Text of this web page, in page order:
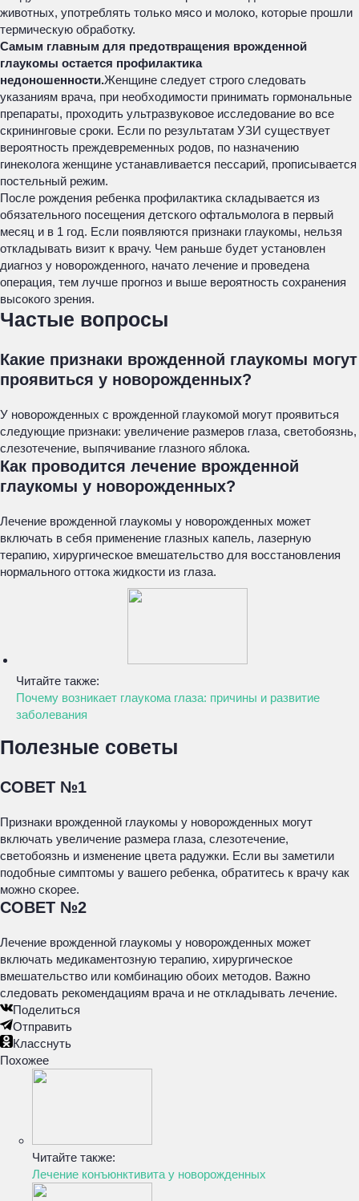
животных, употреблять только мясо и молоко, которые прошли
термическую обработку.
Самым главным для предотвращения врожденной
глаукомы остается профилактика
недоношенности.Женщине следует строго следовать
указаниям врача, при необходимости принимать гормональные
препараты, проходить ультразвуковое исследование во все
скрининговые сроки. Если по результатам УЗИ существует
вероятность преждевременных родов, по назначению
гинеколога женщине устанавливается пессарий, прописывается
постельный режим.
После рождения ребенка профилактика складывается из
обязательного посещения детского офтальмолога в первый
месяц и в 1 год. Если появляются признаки глаукомы, нельзя
откладывать визит к врачу. Чем раньше будет установлен
диагноз у новорожденного, начато лечение и проведена
операция, тем лучше прогноз и выше вероятность сохранения
высокого зрения.
Частые вопросы
Какие признаки врожденной глаукомы могут
проявиться у новорожденных?
У новорожденных с врожденной глаукомой могут проявиться
следующие признаки: увеличение размеров глаза, светобоязнь,
слезотечение, выпячивание глазного яблока.
Как проводится лечение врожденной
глаукомы у новорожденных?
Лечение врожденной глаукомы у новорожденных может
включать в себя применение глазных капель, лазерную
терапию, хирургическое вмешательство для восстановления
нормального оттока жидкости из глаза.
Читайте также:
Почему возникает глаукома глаза: причины и развитие
заболевания
Полезные советы
СОВЕТ №1
Признаки врожденной глаукомы у новорожденных могут
включать увеличение размера глаза, слезотечение,
светобоязнь и изменение цвета радужки. Если вы заметили
подобные симптомы у вашего ребенка, обратитесь к врачу как
можно скорее.
СОВЕТ №2
Лечение врожденной глаукомы у новорожденных может
включать медикаментозную терапию, хирургическое
вмешательство или комбинацию обоих методов. Важно
следовать рекомендациям врача и не откладывать лечение.
Поделиться
Отправить
Класснуть
Похожее
Читайте также:
Лечение конъюнктивита у новорожденных